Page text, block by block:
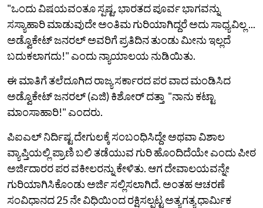
"ಒಂದು ವಿಷಯವಂತೂ ಸ್ಪಷ್ಟ, ಭಾರತದ ಪೂರ್ವ ಭಾಗವನ್ನು
ಸಸ್ಯಾಹಾರಿ ಮಾಡುವುದೇ ಅಂತಿಮ ಗುರಿಯಾಗಿದ್ದರೆ ಅದು ಸಾಧ್ಯವಿಲ್ಲ ...
ಅಡ್ವೊಕೇಟ್ ಜನರಲ್‌ ಅವರಿಗೆ ಪ್ರತಿದಿನ ತುಂಡು ಮೀನು ಇಲ್ಲದೆ
ಬದುಕಲಾಗದು!" ಎಂದು ನ್ಯಾಯಾಲಯ ನುಡಿಯಿತು.
ಈ ಮಾತಿಗೆ ತಲೆದೂಗಿದ ರಾಜ್ಯ ಸರ್ಕಾರದ ಪರ ವಾದ ಮಂಡಿಸಿದ
ಅಡ್ವೊಕೇಟ್ ಜನರಲ್ (ಎಜಿ) ಕಿಶೋರ್ ದತ್ತಾ "ನಾನು ಕಟ್ಟಾ
ಮಾಂಸಾಹಾರಿ!" ಎಂದರು.
ಪಿಐಎಲ್‌ ನಿರ್ದಿಷ್ಟ ದೇಗುಲಕ್ಕೆ ಸಂಬಂಧಿಸಿದ್ದೇ ಅಥವಾ ವಿಶಾಲ
ವ್ಯಾಪ್ತಿಯಲ್ಲಿ ಪ್ರಾಣಿ ಬಲಿ ತಡೆಯುವ ಗುರಿ ಹೊಂದಿದೆಯೇ ಎಂದು ಪೀಠ
ಅರ್ಜಿದಾರರ ಪರ ವಕೀಲರನ್ನು ಕೇಳಿತು. ಆಗ ದೇವಾಲಯವನ್ನೇ
ಗುರಿಯಾಗಿಸಿಕೊಂಡು ಅರ್ಜಿ ಸಲ್ಲಿಸಲಾಗಿದೆ. ಅಂತಹ ಆಚರಣೆ
ಸಂವಿಧಾನದ 25 ನೇ ವಿಧಿಯಿಂದ ರಕ್ಷಿಸಲ್ಪಟ್ಟ ಅತ್ಯಗತ್ಯ ಧಾರ್ಮಿಕ